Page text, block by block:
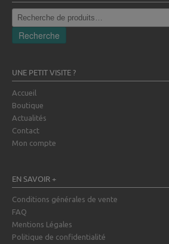
Recherche
pour :
Recherche
UNE PETIT VISITE ?
Accueil
Boutique
Actualités
Contact
Mon compte
EN SAVOIR +
Conditions générales de vente
FAQ
Mentions Légales
Politique de confidentialité